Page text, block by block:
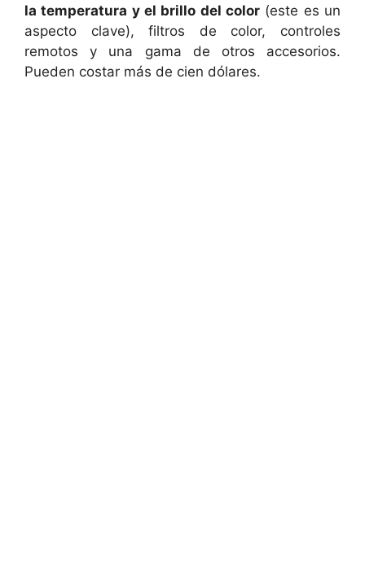
la temperatura y el brillo del color (este es un
aspecto clave), filtros de color, controles
remotos y una gama de otros accesorios.
Pueden costar más de cien dólares.